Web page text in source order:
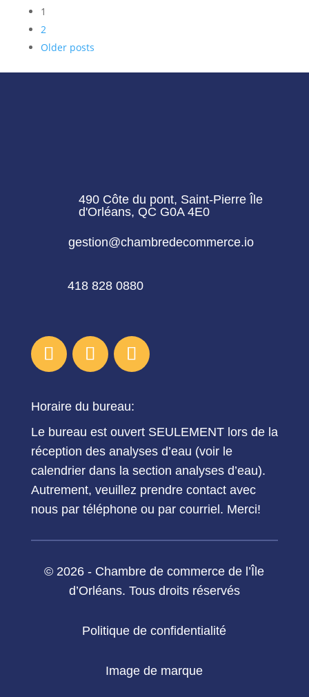
1
2
Older posts
490 Côte du pont, Saint-Pierre Île
d'Orléans, QC G0A 4E0
gestion@chambredecommerce.io
418 828 0880
Horaire du bureau:
Le bureau est ouvert SEULEMENT lors de la
réception des analyses d’eau (voir le
calendrier dans la section analyses d’eau).
Autrement, veuillez prendre contact avec
nous par téléphone ou par courriel. Merci!
© 2026 - Chambre de commerce de l’Île
d’Orléans. Tous droits réservés
Politique de confidentialité
Image de marque